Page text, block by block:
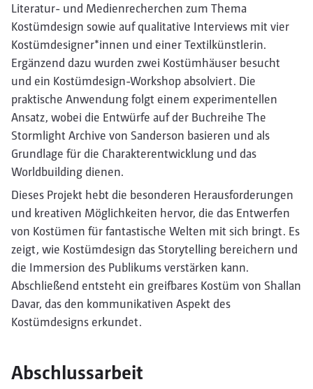
Literatur- und Medienrecherchen zum Thema
Kostümdesign sowie auf qualitative Interviews mit vier
Kostümdesigner*innen und einer Textilkünstlerin.
Ergänzend dazu wurden zwei Kostümhäuser besucht
und ein Kostümdesign-Workshop absolviert. Die
praktische Anwendung folgt einem experimentellen
Ansatz, wobei die Entwürfe auf der Buchreihe The
Stormlight Archive von Sanderson basieren und als
Grundlage für die Charakterentwicklung und das
Worldbuilding dienen.
Dieses Projekt hebt die besonderen Herausforderungen
und kreativen Möglichkeiten hervor, die das Entwerfen
von Kostümen für fantastische Welten mit sich bringt. Es
zeigt, wie Kostümdesign das Storytelling bereichern und
die Immersion des Publikums verstärken kann.
Abschließend entsteht ein greifbares Kostüm von Shallan
Davar, das den kommunikativen Aspekt des
Kostümdesigns erkundet.
Abschlussarbeit